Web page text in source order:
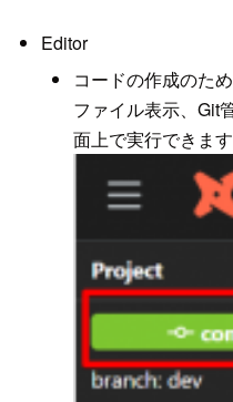
Editor
コードの作成のた
ファイル表示、Git
面上で実行できます